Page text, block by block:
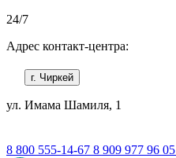
24/7
Адрес контакт-центра:
г. Чиркей
ул. Имама Шамиля, 1
8 800 555-14-67 8 909 977 96 05